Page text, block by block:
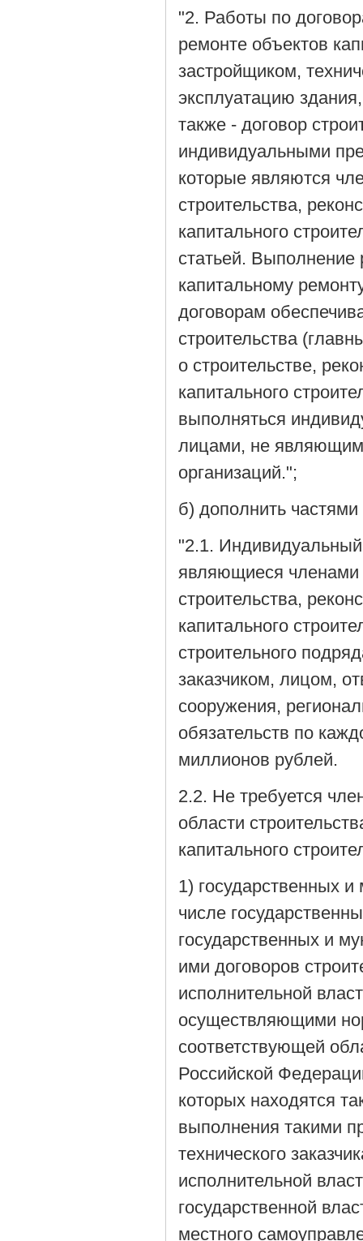
"2. Работы по
ремонте объектов
застройщиком,
эксплуатацию
также - договор
индивидуальными
которые являются
строительства,
капитального
статьей. Выполнение
капитальному
договорам
строительства
о строительстве,
капитального
выполняться
лицами, не
организаций.";
б) дополнить
"2.1.
являющиеся членами
строительства,
капитального
строительного
заказчиком, лицом,
сооружения,
обязательств по
миллионов рублей.
2.2. Не требуется
области
капитального
1) государственных
числе
государственных и
ими договоров
исполнительной
осуществляющими
соответствующей
Российской
которых находятся
выполнения такими
технического
исполнительной
государственной
местного